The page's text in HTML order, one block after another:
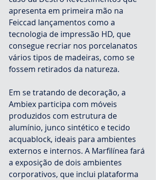
apresenta em primeira mão na
Feiccad lançamentos como a
tecnologia de impressão HD, que
consegue recriar nos porcelanatos
vários tipos de madeiras, como se
fossem retirados da natureza.
Em se tratando de decoração, a
Ambiex participa com móveis
produzidos com estrutura de
alumínio, junco sintético e tecido
acquablock, ideais para ambientes
externos e internos. A Marfilínea fará
a exposição de dois ambientes
corporativos, que inclui plataforma